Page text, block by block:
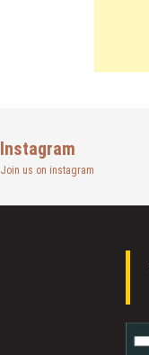
Instagram
Join us on instagram